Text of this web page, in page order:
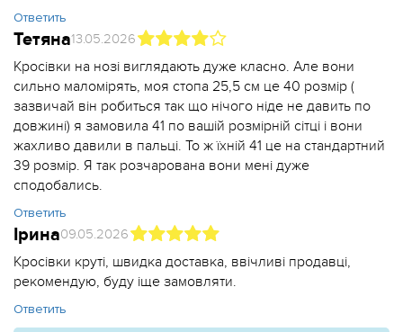
Ответить
Тетяна13.05.2026
Кросівки на нозі виглядають дуже класно. Але вони
сильно маломірять, моя стопа 25,5 см це 40 розмір (
зазвичай він робиться так що нічого ніде не давить по
довжині) я замовила 41 по вашій розмірній сітці і вони
жахливо давили в пальці. То ж їхній 41 це на стандартний
39 розмір. Я так розчарована вони мені дуже
сподобались.
Ответить
Ірина09.05.2026
Кросівки круті, швидка доставка, ввічливі продавці,
рекомендую, буду іще замовляти.
Ответить